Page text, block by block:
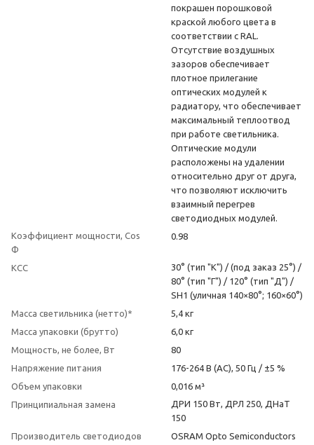
покрашен порошковой
краской любого цвета в
соответствии с RAL.
Отсутствие воздушных
зазоров обеспечивает
плотное прилегание
оптических модулей к
радиатору, что обеспечивает
максимальный теплоотвод
при работе светильника.
Оптические модули
расположены на удалении
относительно друг от друга,
что позволяют исключить
взаимный перегрев
светодиодных модулей.
Коэффициент мощности, Cos
Φ
0.98
КСС
30° (тип "K") / (под заказ 25°) /
80° (тип "Г") / 120° (тип "Д") /
SH1 (уличная 140×80°; 160×60°)
Масса светильника (нетто)*
5,4 кг
Масса упаковки (брутто)
6,0 кг
Мощность, не более, Вт
80
Напряжение питания
176-264 В (AC), 50 Гц / ±5 %
Объем упаковки
0,016 м³
Принципиальная замена
ДРИ 150 Вт, ДРЛ 250, ДНаТ
150
Производитель светодиодов
OSRAM Opto Semiconductors